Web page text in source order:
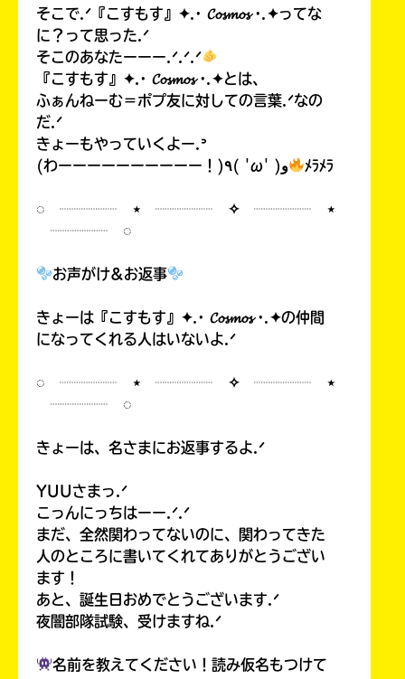
そこで.ᐟ『こすもす』✦.· 𝓒𝓸𝓼𝓶𝓸𝓼 ·.✦ってな
に？って思った.ᐟ
そこのあなたーーー.ᐟ.ᐟ.ᐟ
『こすもす』✦.· 𝓒𝓸𝓼𝓶𝓸𝓼 ·.✦とは、
ふぁんねーむ＝ポプ友に対しての言葉.ᐟなの
だ.ᐟ
きょーもやっていくよー.ᐣ
(わーーーーーーーーーー！)٩( 'ω' )و
ﾒﾗﾒﾗ
◌ ┈┈┈┈ ⋆ ┈┈┈┈ ✧ ┈┈┈┈ ⋆
┈┈┈┈ ◌
お声がけ&お返事
きょーは『こすもす』✦.· 𝓒𝓸𝓼𝓶𝓸𝓼 ·.✦の仲間
になってくれる人はいないよ.ᐟ
◌ ┈┈┈┈ ⋆ ┈┈┈┈ ✧ ┈┈┈┈ ⋆
┈┈┈┈ ◌
きょーは、名さまにお返事するよ.ᐟ
YUUさまっ.ᐟ
こっんにっちはーー.ᐟ.ᐟ
まだ、全然関わってないのに、関わってきた
人のところに書いてくれてありがとうござい
ます！
あと、誕生日おめでとうございます.ᐟ
夜闇部隊試験、受けますね.ᐟ
名前を教えてください！読み仮名もつけて